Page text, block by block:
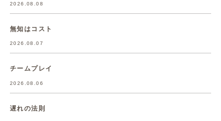
2026.08.08
無知はコスト
2026.08.07
チームプレイ
2026.08.06
遅れの法則